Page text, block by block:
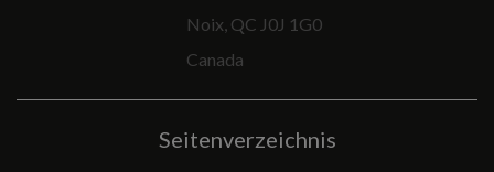
Noix, QC J0J 1G0
Canada
Seitenverzeichnis